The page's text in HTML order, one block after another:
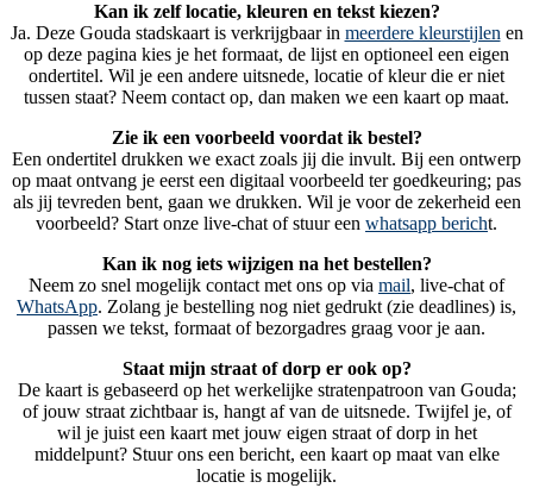
Kan ik zelf locatie, kleuren en tekst kiezen?
Ja. Deze Gouda stadskaart is verkrijgbaar in meerdere kleurstijlenen
op deze pagina kies je het formaat, de lijst en optioneel een eigen
ondertitel. Wil je een andere uitsnede, locatie of kleur die er niet
tussen staat? Neem contact op, dan maken we een kaart op maat.
Zie ik een voorbeeld voordat ik bestel?
Een ondertitel drukken we exact zoals jij die invult. Bij een ontwerp
op maat ontvang je eerst een digitaal voorbeeld ter goedkeuring; pas
als jij tevreden bent, gaan we drukken. Wil je voor de zekerheid een
voorbeeld? Start onze live-chat of stuur een whatsapp bericht.
Kan ik nog iets wijzigen na het bestellen?
Neem zo snel mogelijk contact met ons op via mail, live-chat of
WhatsApp. Zolang je bestelling nog niet gedrukt (zie deadlines) is,
passen we tekst, formaat of bezorgadres graag voor je aan.
Staat mijn straat of dorp er ook op?
De kaart is gebaseerd op het werkelijke stratenpatroon van Gouda;
of jouw straat zichtbaar is, hangt af van de uitsnede. Twijfel je, of
wil je juist een kaart met jouw eigen straat of dorp in het
middelpunt? Stuur ons een bericht, een kaart op maat van elke
locatie is mogelijk.